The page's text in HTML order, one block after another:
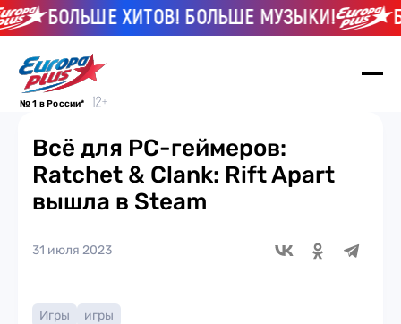
БОЛЬШЕ ХИТОВ! БОЛЬШЕ МУЗЫКИ!
№ 1 в России*
Всё для PC-геймеров:
Ratchet & Clank: Rift Apart
вышла в Steam
31 июля 2023
Игры
игры